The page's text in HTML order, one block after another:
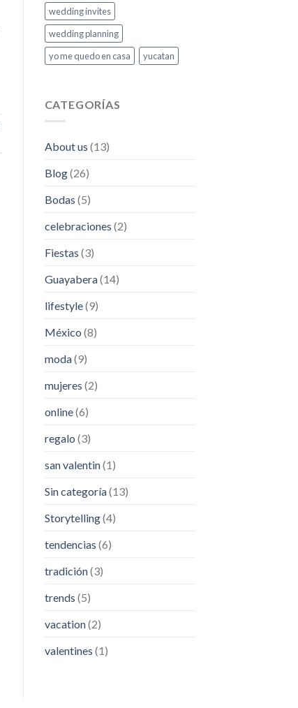
wedding invites
wedding planning
yo me quedo en casa
yucatan
CATEGORÍAS
About us (13)
Blog(26)
Bodas (5)
celebraciones (2)
Fiestas (3)
Guayabera(14)
lifestyle(9)
México (8)
moda(9)
mujeres (2)
online(6)
regalo (3)
san valentin(1)
Sin categoría(13)
Storytelling(4)
tendencias (6)
tradición(3)
trends (5)
vacation(2)
valentines (1)